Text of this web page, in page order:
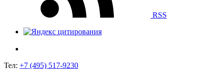
RSS
Тел: +7 (495) 517-9230